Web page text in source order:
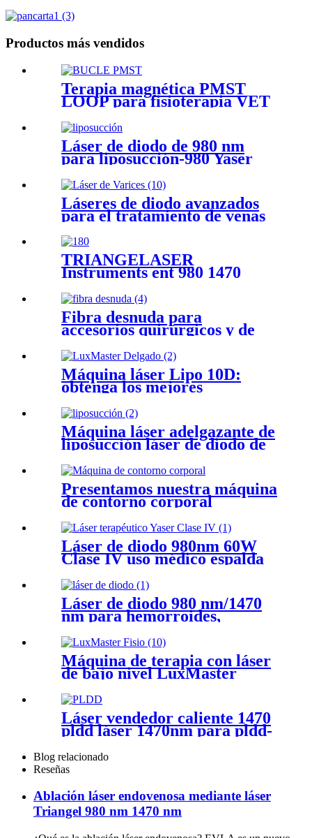
Productos más vendidos
Terapia magnética PMST
LOOP para fisioterapia VET
Láser de diodo de 980 nm
para liposucción-980 Yaser
Lipolysis
Láseres de diodo avanzados
para el tratamiento de venas
varicosas: 980 nm y 1470 nm
(EVLT)
TRIANGELASER
Instruments ent 980 1470
máquina láser - 980+1470
ENT
Fibra desnuda para
accesorios quirúrgicos y de
300/400/600/800/1000um
Máquina láser Lipo 10D:
obtenga los mejores
compradores
Máquina láser adelgazante de
liposucción láser de diodo de
grasa - Liposucción de 980 +
1470 nm
Presentamos nuestra máquina
de contorno corporal
3ELOVE: ¡Obtenga
resultados perfectos!
Láser de diodo 980nm 60W
Clase IV uso médico espalda
rodilla cuello hombro clase 4
equipos de fisioterapia para el
dolor con láser - Láser de
terapia 980Clase IV
Láser de diodo 980 nm/1470
nm para hemorroides,
fístulas, hemorroides,
proctología y seno pilonidal
Máquina de terapia con láser
de bajo nivel LuxMaster
Physio
Láser vendedor caliente 1470
pldd láser 1470nm para pldd-
980 + 1470 PLDD
Blog relacionado
Reseñas
Ablación láser endovenosa mediante láser
Triangel 980 nm 1470 nm